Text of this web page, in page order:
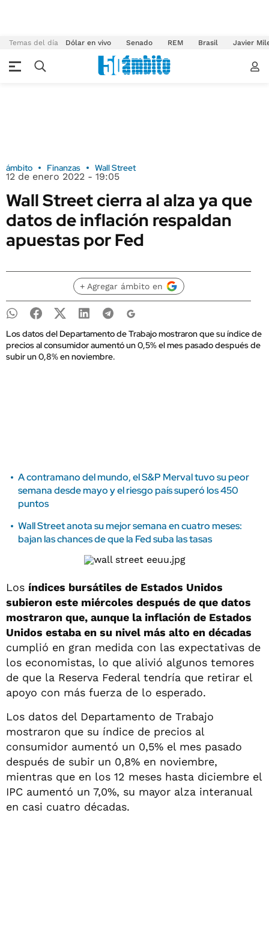
Temas del día Dólar en vivo Senado REM Brasil Javier
ámbito Finanzas Wall Street
12 de enero 2022 - 19:05
Wall Street cierra al alza ya que
datos de inflación respaldan
apuestas por Fed
+ Agregar ámbito en
Los datos del Departamento de Trabajo mostraron que su índice de
precios al consumidor aumentó un 0,5% el mes pasado después de
subir un 0,8% en noviembre.
A contramano del mundo, el S&P Merval tuvo su peor
semana desde mayo y el riesgo país superó los 450
puntos
Wall Street anota su mejor semana en cuatro meses:
bajan las chances de que la Fed suba las tasas
Los índices bursátiles de Estados Unidos
subieron este miércoles después de que datos
mostraron que, aunque la inflación de Estados
Unidos estaba en su nivel más alto en décadas
cumplió en gran medida con las expectativas de
los economistas, lo que alivió algunos temores
de que la Reserva Federal tendría que retirar el
apoyo con más fuerza de lo esperado.
Los datos del Departamento de Trabajo
mostraron que su índice de precios al
consumidor aumentó un 0,5% el mes pasado
después de subir un 0,8% en noviembre,
mientras que en los 12 meses hasta diciembre el
IPC aumentó un 7,0%, su mayor alza interanual
en casi cuatro décadas.